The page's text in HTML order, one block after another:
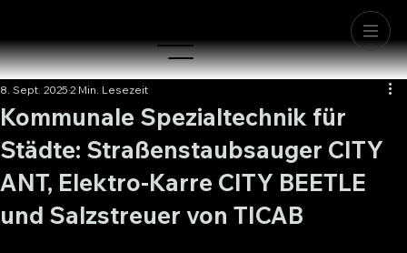
Kommunale Spezialtechnik für
Städte: Straßenstaubsauger CITY
ANT, Elektro-Karre CITY BEETLE
und Salzstreuer von TICAB
8. Sept. 2025 2 Min. Lesezeit